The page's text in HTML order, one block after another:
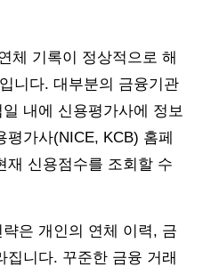
체 기록이 정상적으로 해
니다. 대부분의 금융기관
내에 신용평가사에 정보
가사(NICE, KCB) 홈페
재 신용점수를 조회할 수
은 개인의 연체 이력, 금
집니다. 꾸준한 금융 거래